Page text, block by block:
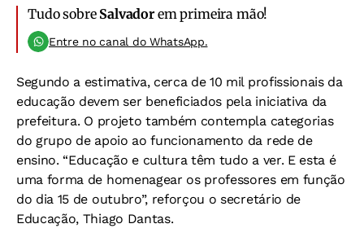
Tudo sobre Salvadorem primeira mão!
Entre no canal do WhatsApp.
Segundo a estimativa, cerca de 10 mil profissionais da
educação devem ser beneficiados pela iniciativa da
prefeitura. O projeto também contempla categorias
do grupo de apoio ao funcionamento da rede de
ensino. “Educação e cultura têm tudo a ver. E esta é
uma forma de homenagear os professores em função
do dia 15 de outubro”, reforçou o secretário de
Educação, Thiago Dantas.